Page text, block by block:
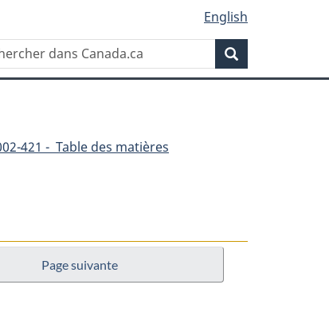
English
421 - Table des matières
Page suivante